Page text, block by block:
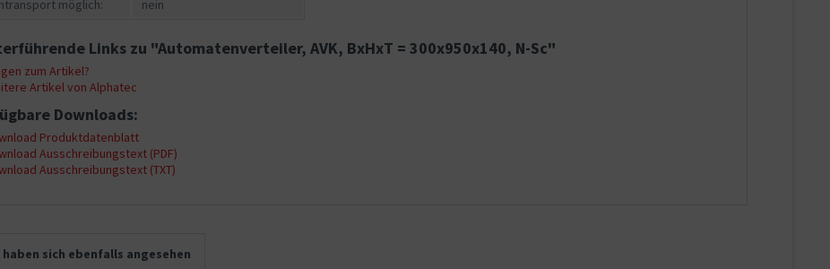
möglich:
nein
Links zu "Automatenverteiler, AVK, BxHxT = 300x950x140, N-Sc"
zum Artikel?
Artikel von Alphatec
Downloads:
Produktdatenblatt
Ausschreibungstext (PDF)
Ausschreibungstext (TXT)
haben sich ebenfalls angesehen